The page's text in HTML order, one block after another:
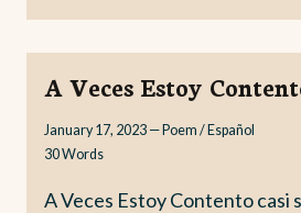
A Veces Estoy
January 17, 2023 — Poem / Español
30Words
A Veces Estoy Contento casi